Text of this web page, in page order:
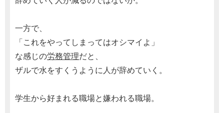
一方で、
「これをやってしまってはオシマイよ」
な感じの労務管理だと、
ザルで水をすくうように人が辞めていく。
学生から好まれる職場と嫌われる職場。